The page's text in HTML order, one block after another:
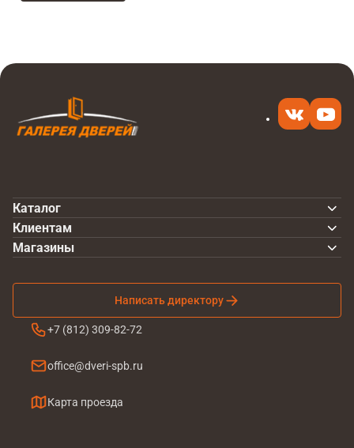
Каталог
Клиентам
Написать директору
+7 (812) 309-82-72
office@dveri-spb.ru
Карта проезда
Магазины